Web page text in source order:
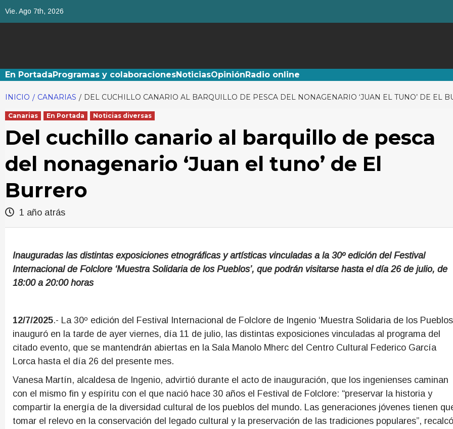
Vie. Ago 7th, 2026
En PortadaProgramas y colaboracionesNoticiasOpiniónRadio online
INICIO CANARIAS DEL CUCHILLO CANARIO AL BARQUILLO DE PESCA DEL NONAGENARIO ‘JUAN EL TUNO’ DE EL
Canarias En Portada Noticias diversas
Del cuchillo canario al barquillo de pesca
del nonagenario ‘Juan el tuno’ de El
Burrero
1 año atrás
Inauguradas las distintas exposiciones etnográficas y artísticas vinculadas a la 30º edición del Festival
Internacional de Folclore ‘Muestra Solidaria de los Pueblos’, que podrán visitarse hasta el día 26 de julio, de
18:00 a 20:00 horas
12/7/2025.- La 30º edición del Festival Internacional de Folclore de Ingenio ‘Muestra Solidaria de los
inauguró en la tarde de ayer viernes, día 11 de julio, las distintas exposiciones vinculadas al programa del
citado evento, que se mantendrán abiertas en la Sala Manolo Mherc del Centro Cultural Federico García
Lorca hasta el día 26 del presente mes.
Vanesa Martín, alcaldesa de Ingenio, advirtió durante el acto de inauguración, que los ingenienses caminan
con el mismo fin y espíritu con el que nació hace 30 años el Festival de Folclore: “preservar la historia y
compartir la energía de la diversidad cultural de los pueblos del mundo. Las generaciones jóvenes tienen
tomar el relevo en la conservación del legado cultural y la preservación de las tradiciones populares”, recalcó